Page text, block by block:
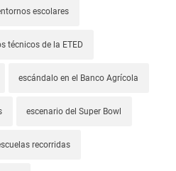
escolares
técnicos de la ETED
escándalo en el Banco Agrícola
escenario del Super Bowl
recorridas